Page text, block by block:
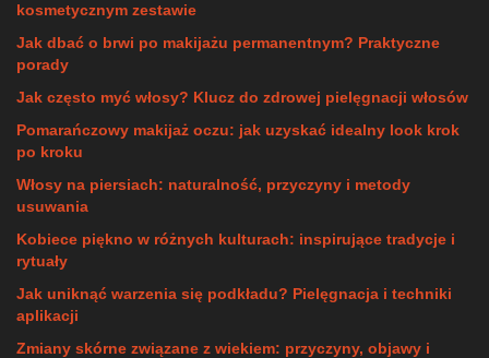
kosmetycznym zestawie
Jak dbać o brwi po makijażu permanentnym? Praktyczne
porady
Jak często myć włosy? Klucz do zdrowej pielęgnacji włosów
Pomarańczowy makijaż oczu: jak uzyskać idealny look krok
po kroku
Włosy na piersiach: naturalność, przyczyny i metody
usuwania
Kobiece piękno w różnych kulturach: inspirujące tradycje i
rytuały
Jak uniknąć warzenia się podkładu? Pielęgnacja i techniki
aplikacji
Zmiany skórne związane z wiekiem: przyczyny, objawy i